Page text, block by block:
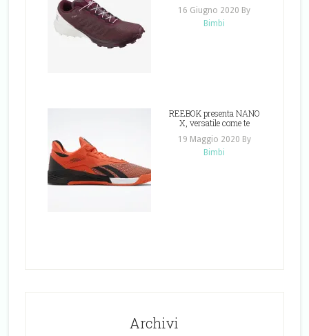
16 Giugno 2020 By
Bimbi
REEBOK presenta NANO
X, versatile come te
19 Maggio 2020 By
Bimbi
Archivi